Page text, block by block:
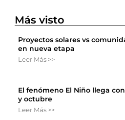
Más visto
Proyectos solares vs
en nueva etapa
Leer Más >>
El fenómeno El Niño llega
y octubre
Leer Más >>